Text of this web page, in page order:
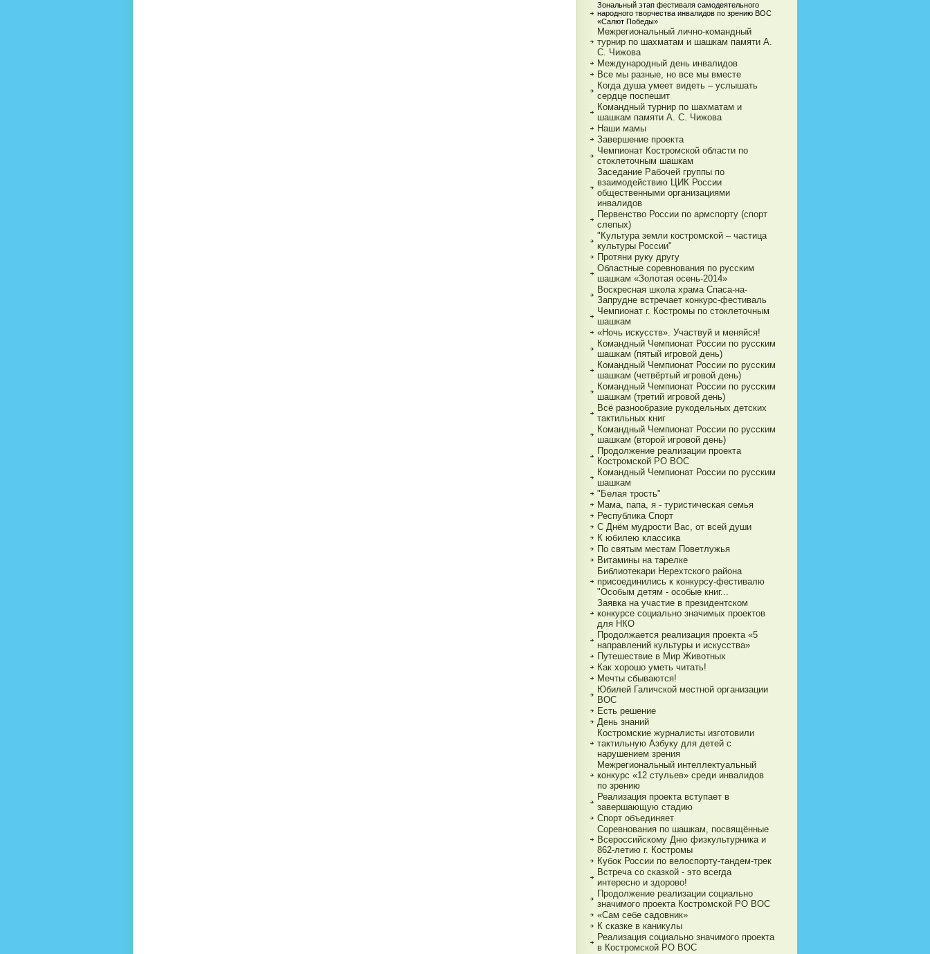
Зональный этап фестиваля самодеятельного
народного творчества инвалидов по зрению ВОС
«Салют Победы»
Межрегиональный лично-командный
турнир по шахматам и шашкам памяти А.
С. Чижова
Международный день инвалидов
Все мы разные, но все мы вместе
Когда душа умеет видеть – услышать
сердце поспешит
Командный турнир по шахматам и
шашкам памяти А. С. Чижова
Наши мамы
Завершение проекта
Чемпионат Костромской области по
стоклеточным шашкам
Заседание Рабочей группы по
взаимодействию ЦИК России
общественными организациями
инвалидов
Первенство России по армспорту (спорт
слепых)
"Культура земли костромской – частица
культуры России"
Протяни руку другу
Областные соревнования по русским
шашкам «Золотая осень-2014»
Воскресная школа храма Спаса-на-
Запрудне встречает конкурс-фестиваль
Чемпионат г. Костромы по стоклеточным
шашкам
«Ночь искусств». Участвуй и меняйся!
Командный Чемпионат России по русским
шашкам (пятый игровой день)
Командный Чемпионат России по русским
шашкам (четвёртый игровой день)
Командный Чемпионат России по русским
шашкам (третий игровой день)
Всё разнообразие рукодельных детских
тактильных книг
Командный Чемпионат России по русским
шашкам (второй игровой день)
Продолжение реализации проекта
Костромской РО ВОС
Командный Чемпионат России по русским
шашкам
"Белая трость"
Мама, папа, я - туристическая семья
Республика Спорт
С Днём мудрости Вас, от всей души
К юбилею классика
По святым местам Поветлужья
Витамины на тарелке
Библиотекари Нерехтского района
присоединились к конкурсу-фестивалю
"Особым детям - особые книг...
Заявка на участие в президентском
конкурсе социально значимых проектов
для НКО
Продолжается реализация проекта «5
направлений культуры и искусства»
Путешествие в Мир Животных
Как хорошо уметь читать!
Мечты сбываются!
Юбилей Галичской местной организации
ВОС
Есть решение
День знаний
Костромские журналисты изготовили
тактильную Азбуку для детей с
нарушением зрения
Межрегиональный интеллектуальный
конкурс «12 стульев» среди инвалидов
по зрению
Реализация проекта вступает в
завершающую стадию
Спорт объединяет
Соревнования по шашкам, посвящённые
Всероссийскому Дню физкультурника и
862-летию г. Костромы
Кубок России по велоспорту-тандем-трек
Встреча со сказкой - это всегда
интересно и здорово!
Продолжение реализации социально
значимого проекта Костромской РО ВОС
«Сам себе садовник»
К сказке в каникулы
Реализация социально значимого проекта
в Костромской РО ВОС